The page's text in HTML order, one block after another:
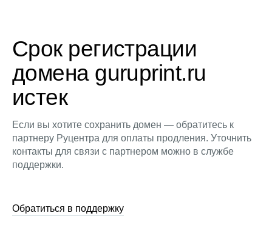
Срок регистрации
домена guruprint.ru
истек
Если вы хотите сохранить домен — обратитесь к
партнеру Руцентра для оплаты продления. Уточнить
контакты для связи с партнером можно в службе
поддержки.
Обратиться в поддержку